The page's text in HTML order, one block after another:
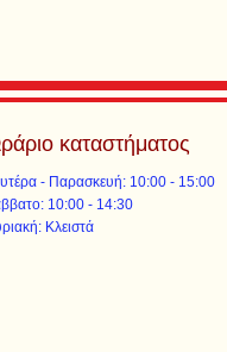
καταστήματος
- Παρασκευή: 10:00 - 15:00
10:00 - 14:30
Κλειστά